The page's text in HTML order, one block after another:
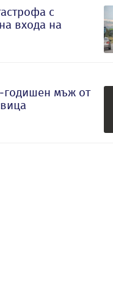
с
входа на
годишен мъж от